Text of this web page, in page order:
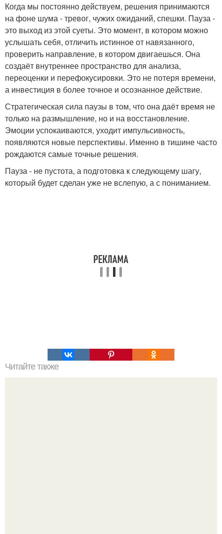
Когда мы постоянно действуем, решения принимаются
на фоне шума - тревог, чужих ожиданий, спешки. Пауза -
это выход из этой суеты. Это момент, в котором можно
услышать себя, отличить истинное от навязанного,
проверить направление, в котором двигаешься. Она
создаёт внутреннее пространство для анализа,
переоценки и перефокусировки. Это не потеря времени,
а инвестиция в более точное и осознанное действие.
Стратегическая сила паузы в том, что она даёт время не
только на размышление, но и на восстановление.
Эмоции успокаиваются, уходит импульсивность,
появляются новые перспективы. Именно в тишине часто
рождаются самые точные решения.
Пауза - не пустота, а подготовка к следующему шагу,
который будет сделан уже не вслепую, а с пониманием.
Читайте также